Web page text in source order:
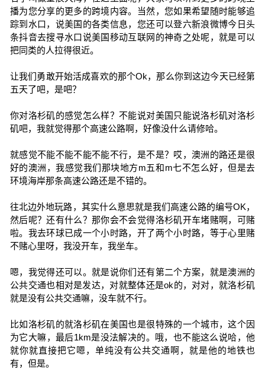
播为您分享的更多的跨境内容。当然，您如果希望随时能够追
踪到水口，说美国的各类信息，您还可以登六新浪微博今日头
条抖音去搜寻水口说美国移动互联网的神奇之处呢，就是可以
把同类的人拉得很近。
让我们勇敢开始活成喜欢的那个Ok，那么你到这边今天已经第
五天了吧，是吧？
你对洛杉矶的感觉怎么样？不能说对美国只能说洛杉矶对洛杉
矶吧，我就觉得那个高速公路啊，好像没什么请修哈。
就感觉不能不能不能不能不行，是不是？哎，澳洲的路还是很
好的澳洲，我感觉我们那块地方m五和m七不怎么好，但是去
环境海岸那条高速公路还是不错的。
往北边外地玩路，其实什么意思就是我们高速公路的编号OK，
然后呢？还有什么？那你会不会觉得洛杉矶开车堵赌啊，可赌
啦。我去环球已成一个小时路，开了两个小时路，等于心里赌
不赌心里呀，我没开车，我坐车。
嗯，我觉得还可以。就是说你们还有第二个方案，就是澳洲的
公共交通也相对是发达，对就整体还是ok的，对对，就洛杉矶
就是没有公共交通嘛，没车就不行。
比如洛杉矶的就洛杉矶在美国也是很特殊的一个城市，这个因
为它大嘛，最后1km是没法解决的。哦，也不能这么说哈，他
就你就直接把它嗯，单纯没有公共交通啊，就是他的地铁也
有，但是。